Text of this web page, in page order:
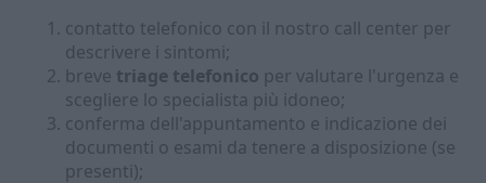
contatto telefonico con il nostro call center per
descrivere i sintomi;
breve triage telefonico per valutare l'urgenza e
scegliere lo specialista più idoneo;
conferma dell'appuntamento e indicazione dei
documenti o esami da tenere a disposizione (se
presenti);